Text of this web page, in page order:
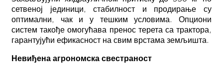
сетвеној јединици, стабилност и продирање су
оптимални, чак и у тешким условима. Опциони
систем такође омогућава пренос терета са трактора,
гарантујући ефикасност на свим врстама земљишта.
Невиђена агрономска свестраност